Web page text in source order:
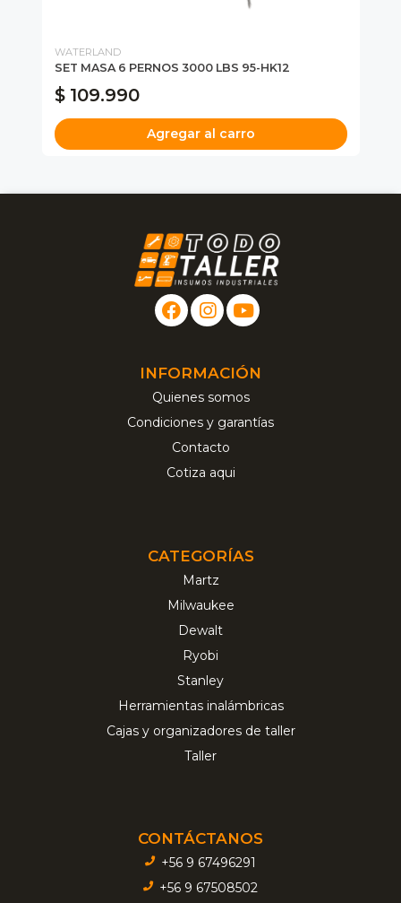
WATERLAND
SET MASA 6 PERNOS 3000 LBS 95-HK12
$ 109.990
Agregar al carro
INFORMACIÓN
Quienes somos
Condiciones y garantías
Contacto
Cotiza aqui
CATEGORÍAS
Martz
Milwaukee
Dewalt
Ryobi
Stanley
Herramientas inalámbricas
Cajas y organizadores de taller
Taller
CONTÁCTANOS
+56 9 67496291
+56 9 67508502